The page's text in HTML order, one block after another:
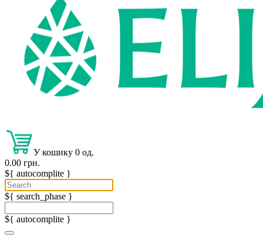
У кошику 0 од.
0.00 грн.
${ autocomplite }
${ search_phase }
${ autocomplite }